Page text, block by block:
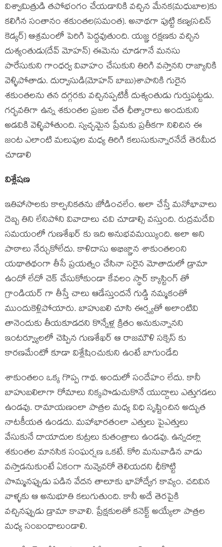
విశ్వామిత్రుడి తపోభంగం చేయడానికి వచ్చిన మేనక(మధుబాల)కు
కలిగిన సంతానం శకుంతల(సమంత). అనాథగా పుట్టి కణ్వ(సచిన్
కెడ్కర్) ఆశ్రమంలో పెరిగి పెద్దవుతుంది. యజ్ఞ రక్షణకు వచ్చిన
దుశ్యంతుడు(దేవ్ మోహన్) ఈమెను చూడగానే మనసు
పారేసుకుని గాంధర్వ వివాహం చేసుకుని తిరిగి వస్తానని రాజ్యానికి
వెళ్ళిపోతాడు. దుర్వాసుడి(మోహన్ బాబు)శాపానికి గురైన
శకుంతలను తన దగ్గరకు వచ్చినప్పటికీ దుశ్యంతుడు గుర్తుపట్టడు.
గర్భవతిగా ఉన్న శకుంతల ప్రజల చేత ఛీత్కారాలు అందుకుని
అడవికి వెళ్ళిపోతుంది. స్వచ్ఛమైన ప్రేమకు ప్రతీకగా నిలిచిన ఈ
జంట ఎలాంటి మలుపుల మధ్య తిరిగి కలుసుకున్నారనేదే తెరమీద
చూడాలి
విశ్లేషణ
ఇతిహాసాలకు కాల్పనికతను జోడించలేం. అలా చేస్తే మనోభావాలు
దెబ్బ తిని లేనిపోని వివాదాలు చవి చూడాల్సి వస్తుంది. రుద్రమదేవి
సమయంలో గుణశేఖర్ కు ఇది అనుభవమయ్యింది. అలా అని
పాఠాలు నేర్చుకోలేదు. కాళిదాసు అభిజ్ఞాన శాకుంతలంని
యథాతథంగా తీసే ప్రయత్నం చేసినా సరైన మోతాదులో డ్రామా
ఉందో లేదో చెక్ చేసుకోకుండా కేవలం స్థార్ క్యాస్టింగ్ తో
గ్రాండియర్ గా తీస్తే చాలు ఆడేస్తుందనే గుడ్డి నమ్మకంతో
ముందుకెళ్లిపోయారు. బాహుబలి చూసి ఈర్ష్యతో అలాంటివి
తానెందుకు తీయకూడదని కొన్నేళ్ల క్రితం అనుకున్నానని
ఇంటర్వ్యూలలో చెప్పిన గుణశేఖర్ ఆ రాజమౌళి సక్సెస్ కు
కారణమేంటో కూడా విశ్లేషించుకుని ఉంటే బాగుండేది
శాకుంతలం ఒక్క గొప్ప గాథ. అందులో సందేహం లేదు. కానీ
బాహుబలిలాగా రోమాలు నిక్కపొడుచుకొనే యుద్దాలు ఎత్తుగడలు
ఉండవు. రామాయణంలా పాత్రల మధ్య విధి సృష్టించిన అద్భుత
నాటకీయత ఉండదు. మహాభారతంలా ఎత్తులు పైఎత్తులు
వేసుకునే దాయాదుల కుట్రలు కుతంత్రాలు ఉండవు. ఉన్నదల్లా
శకుంతల మానసిక సంఘర్షణ ఒకటే. కోరి మనువాడిన వాడు
వస్తాడనుకుంటే ఏకంగా నువ్వెవరో తెలియదని ఛీకొట్టి
పొమ్మనప్పుడు పడిన వేదన తాలూకు భావోద్వేగ కావ్యం. చదివిన
వాళ్ళకు ఆ అనుభూతి కలుగుతుంది. కానీ అదే తెరపైకి
వచ్చినప్పుడు డ్రామా కావాలి. ప్రేక్షకులతో కనెక్ట్ అయ్యేలా పాత్రల
మధ్య సంబంధాలుండాలి.